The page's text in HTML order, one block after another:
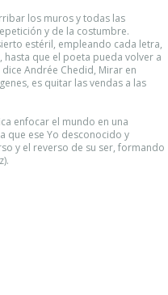
los muros y todas las
y de la costumbre.
estéril, empleando cada letra,
hasta que el poeta pueda volver a
Andrée Chedid, Mirar en
es quitar las vendas a las
enfocar el mundo en una
que ese Yo desconocido y
y el reverso de su ser, formando